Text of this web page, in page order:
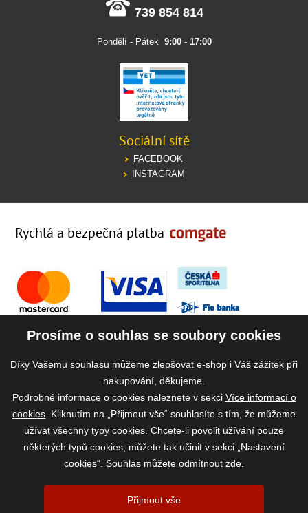
739 854 814
Pondělí - Pátek 9:00- 17:00
Sociální sítě
FACEBOOK
INSTAGRAM
Rychlá a bezpečná platba
2026 ©www.vase-krmivo.cz- Tomáš Kroupa e-shop, Kanice 307, 664 01
Brno-venkov, IČ: 75785439
Prosíme o souhlas se soubory cookies
Díky Vašemu souhlasu můžeme zlepšovat e-shop i Váš zážitek při
nakupování, děkujeme.
Podrobné informace o cookies naleznete v sekci Více informací o
cookies . Kliknutím na „Přijmout vše“ souhlasíte s tím, že můžeme
užívat všechny typy cookies. Chcete-li povolit užívání pouze
některých typů cookies, můžete tak učinit v sekci „Nastavení
cookies“. Souhlas můžete odmítnout zde
Přijmout vše